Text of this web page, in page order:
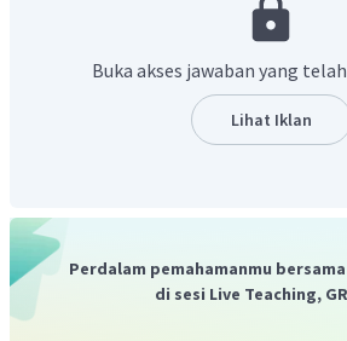
Buka akses jawaban yang
Lihat Iklan
Perdalam pemahamanmu
di sesi Live Teaching,